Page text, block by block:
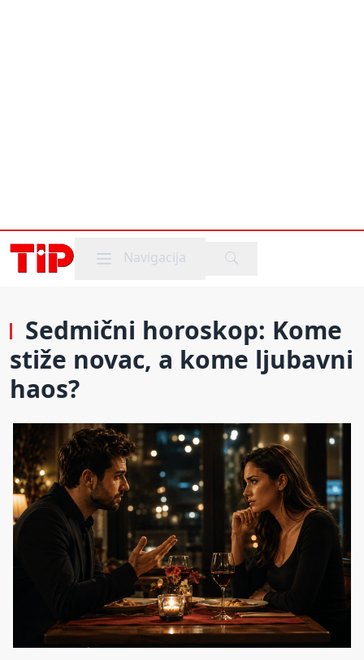
Mobile menu
Navigacija
Sedmični horoskop: Kome
stiže novac, a kome ljubavni
haos?